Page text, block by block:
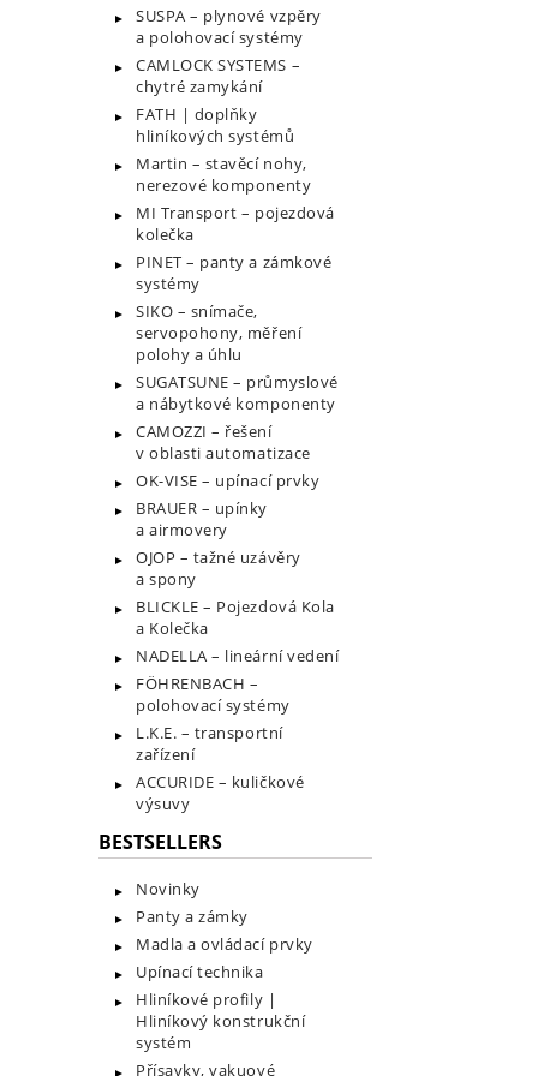
SUSPA – plynové vzpěry
a polohovací systémy
CAMLOCK SYSTEMS –
chytré zamykání
FATH | doplňky
hliníkových systémů
Martin – stavěcí nohy,
nerezové komponenty
MI Transport – pojezdová
kolečka
PINET – panty a zámkové
systémy
SIKO – snímače,
servopohony, měření
polohy a úhlu
SUGATSUNE – průmyslové
a nábytkové komponenty
CAMOZZI – řešení
v oblasti automatizace
OK-VISE – upínací prvky
BRAUER – upínky
a airmovery
OJOP – tažné uzávěry
a spony
BLICKLE – Pojezdová Kola
a Kolečka
NADELLA – lineární vedení
FÖHRENBACH –
polohovací systémy
L.K.E. – transportní
zařízení
ACCURIDE – kuličkové
výsuvy
BESTSELLERS
Novinky
Panty a zámky
Madla a ovládací prvky
Upínací technika
Hliníkové profily |
Hliníkový konstrukční
systém
Přísavky, vakuové